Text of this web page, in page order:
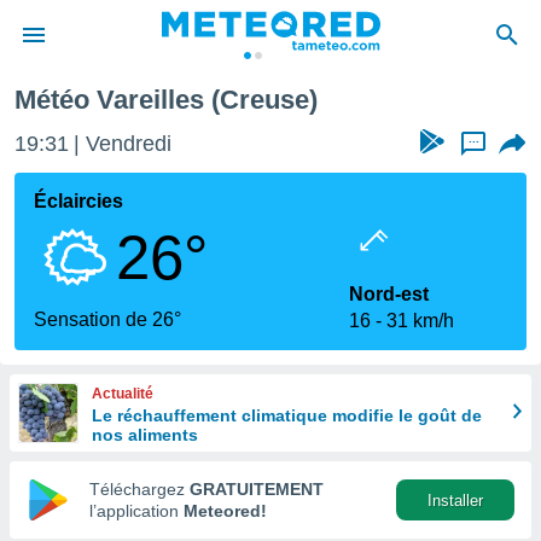
de
en
Météo Vareilles (Creuse)
19:31 Vendredi ...
Éclaircies
26°
Sensation de 26°
Nord-est
16
31 km/h
Actualité
Le réchauffement climatique modifie le goût de
nos aliments
Téléchargez GRATUITEMENT
l’application Meteored!
Installer